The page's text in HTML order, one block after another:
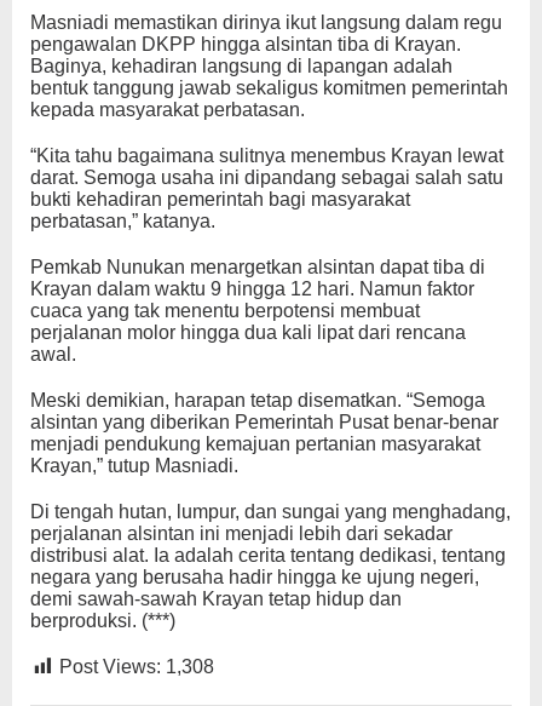
Masniadi memastikan dirinya ikut langsung dalam regu
pengawalan DKPP hingga alsintan tiba di Krayan.
Baginya, kehadiran langsung di lapangan adalah
bentuk tanggung jawab sekaligus komitmen pemerintah
kepada masyarakat perbatasan.
“Kita tahu bagaimana sulitnya menembus Krayan lewat
darat. Semoga usaha ini dipandang sebagai salah satu
bukti kehadiran pemerintah bagi masyarakat
perbatasan,” katanya.
Pemkab Nunukan menargetkan alsintan dapat tiba di
Krayan dalam waktu 9 hingga 12 hari. Namun faktor
cuaca yang tak menentu berpotensi membuat
perjalanan molor hingga dua kali lipat dari rencana
awal.
Meski demikian, harapan tetap disematkan. “Semoga
alsintan yang diberikan Pemerintah Pusat benar-benar
menjadi pendukung kemajuan pertanian masyarakat
Krayan,” tutup Masniadi.
Di tengah hutan, lumpur, dan sungai yang menghadang,
perjalanan alsintan ini menjadi lebih dari sekadar
distribusi alat. Ia adalah cerita tentang dedikasi, tentang
negara yang berusaha hadir hingga ke ujung negeri,
demi sawah-sawah Krayan tetap hidup dan
berproduksi. (***)
Post Views: 1,308